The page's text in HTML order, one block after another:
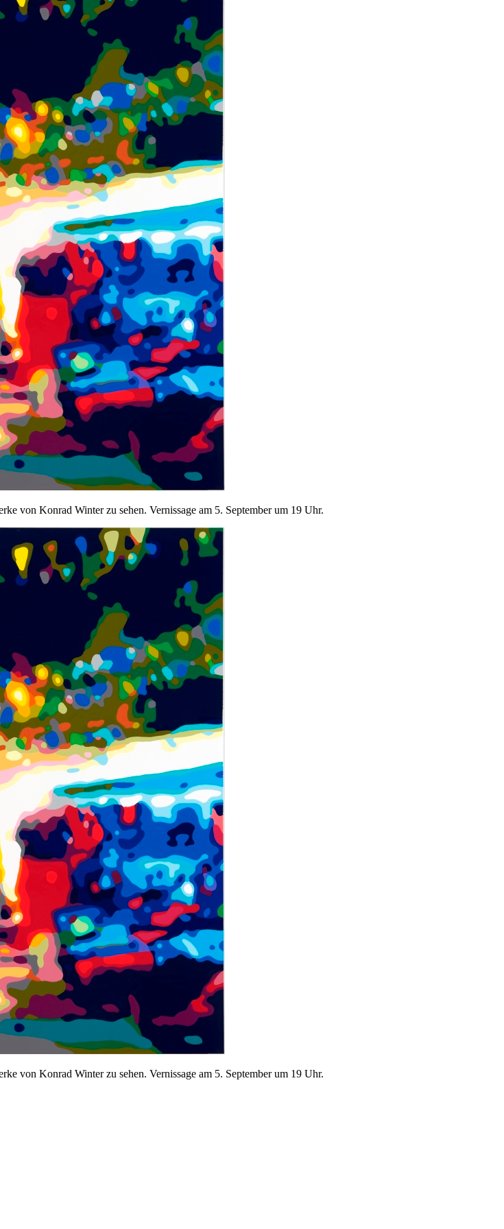
von Konrad Winter zu sehen. Vernissage am 5. September um 19 Uhr.
von Konrad Winter zu sehen. Vernissage am 5. September um 19 Uhr.